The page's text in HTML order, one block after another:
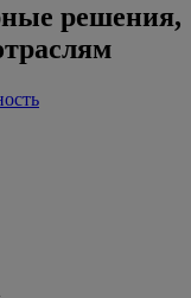
решения,